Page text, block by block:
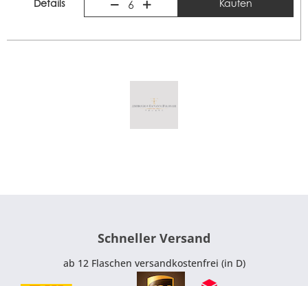
6
Schneller Versand
ab 12 Flaschen versandkostenfrei (in D)